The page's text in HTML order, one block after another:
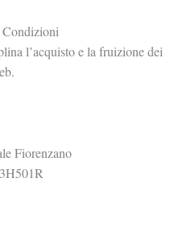
l’acquisto e la fruizione dei
Fiorenzano